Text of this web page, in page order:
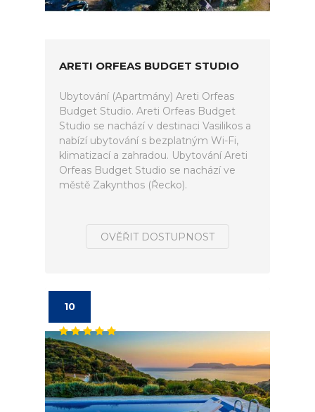
ARETI ORFEAS BUDGET STUDIO
Ubytování (Apartmány) Areti Orfeas
Budget Studio. Areti Orfeas Budget
Studio se nachází v destinaci Vasilikos a
nabízí ubytování s bezplatným Wi-Fi,
klimatizací a zahradou. Ubytování Areti
Orfeas Budget Studio se nachází ve
městě Zakynthos (Řecko).
OVĚŘIT DOSTUPNOST
10